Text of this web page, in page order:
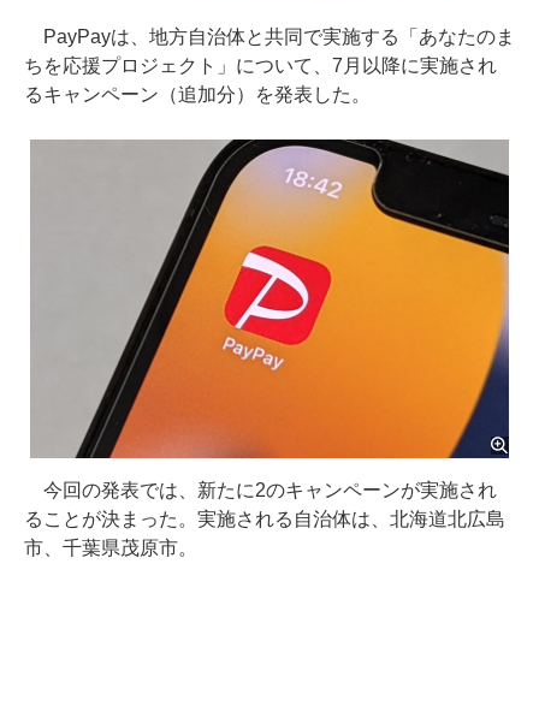
PayPayは、地方自治体と共同で実施する「あなたのま
ちを応援プロジェクト」について、7月以降に実施され
るキャンペーン（追加分）を発表した。
今回の発表では、新たに2のキャンペーンが実施され
ることが決まった。実施される自治体は、北海道北広島
市、千葉県茂原市。